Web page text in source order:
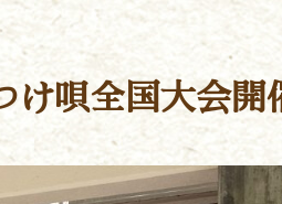
け唄全国大会開